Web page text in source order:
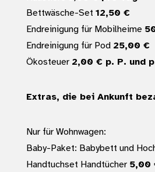
Bettwäsche-Set 12,50 €
Endreinigung für Mobilheime
Endreinigung für Pod 25,00 €
Ökosteuer 2,00 € p. P. und
Extras, die bei Ankunft
Nur für Wohnwagen:
Baby-Paket: Babybett und
Handtuchset Handtücher 5,00